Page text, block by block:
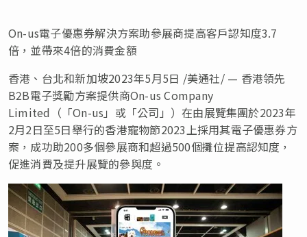
On-us電子優惠券解決方案助參展商提高客戶認知度3.7
倍，並帶來4倍的消費金額
香港、台北和新加坡2023年5月5日 /美通社/ — 香港領先
B2B電子獎勵方案提供商On-us Company
Limited（「On-us」或「公司」）在由展覽集團於2023年
2月2日至5日舉行的香港寵物節2023上採用其電子優惠券方
案，成功助200多個參展商和超過500個攤位提高認知度，
促進消費及提升展覽的參與度。